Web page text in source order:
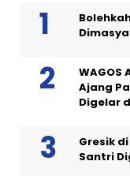
WAGOS
Ajang
Digelar
Gresik
Santri